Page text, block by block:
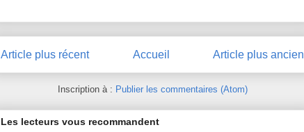
Article plus récent Article plus ancien
Accueil
Inscription à : Publier les commentaires (Atom)
Les lecteurs vous recommandent